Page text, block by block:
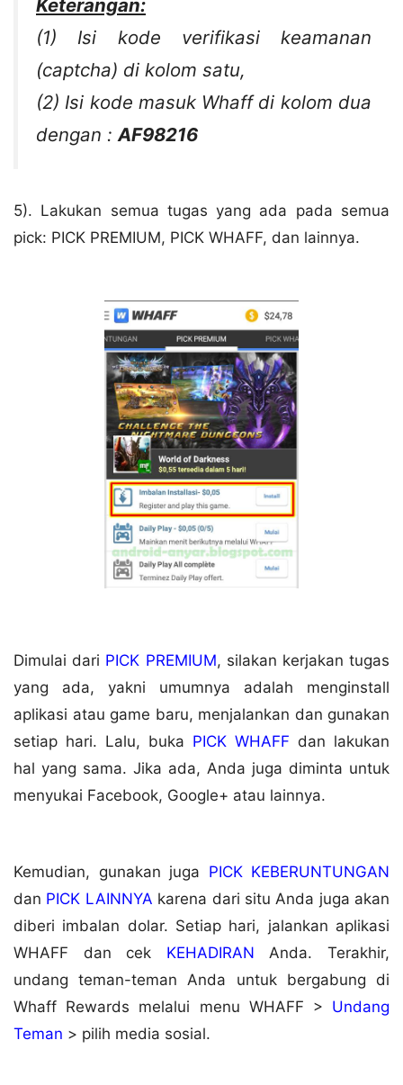
Keterangan:
(1) Isi kode verifikasi keamanan
(captcha) di kolom satu,
(2) Isi kode masuk Whaff di kolom dua
dengan : AF98216
5). Lakukan semua tugas yang ada pada semua
pick: PICK PREMIUM, PICK WHAFF, dan lainnya.
Dimulai dari PICK PREMIUM, silakan kerjakan tugas
yang ada, yakni umumnya adalah menginstall
aplikasi atau game baru, menjalankan dan gunakan
setiap hari. Lalu, buka PICK WHAFF dan lakukan
hal yang sama. Jika ada, Anda juga diminta untuk
menyukai Facebook, Google+ atau lainnya.
Kemudian, gunakan juga PICK KEBERUNTUNGAN
dan PICK LAINNYA karena dari situ Anda juga akan
diberi imbalan dolar. Setiap hari, jalankan aplikasi
WHAFF dan cek KEHADIRAN Anda. Terakhir,
undang teman-teman Anda untuk bergabung di
Whaff Rewards melalui menu WHAFF > Undang
Teman > pilih media sosial.